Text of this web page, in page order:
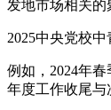
发地市场相关的
2025中央党校
例如，2024年
年度工作收尾与